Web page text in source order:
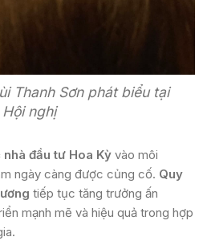
Thanh Sơn phát biểu tại
Hội nghị
nhà đầu tư Hoa Kỳ vào môi
ngày càng được củng cố. Quy
tiếp tục tăng trưởng ấn
mạnh mẽ và hiệu quả trong hợp